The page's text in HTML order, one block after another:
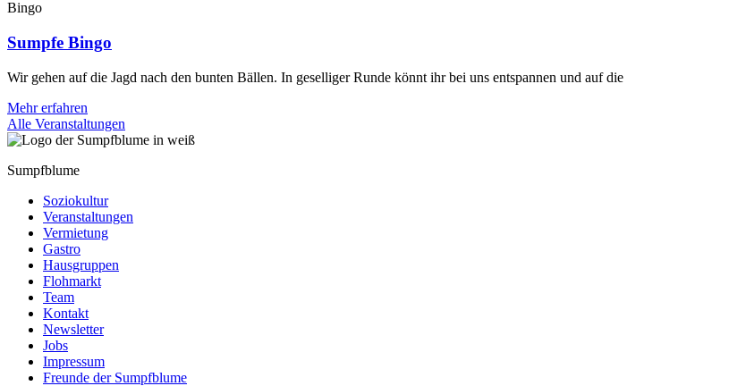
Bingo
Sumpfe Bingo
Wir gehen auf die Jagd nach den bunten Bällen. In geselliger Runde könnt ihr bei uns entspannen und auf die
Mehr erfahren
Alle Veranstaltungen
Sumpfblume
Soziokultur
Veranstaltungen
Vermietung
Gastro
Hausgruppen
Flohmarkt
Team
Kontakt
Newsletter
Jobs
Impressum
Freunde der Sumpfblume